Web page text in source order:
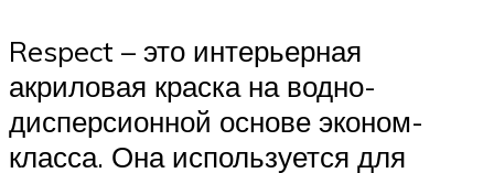
Respect – это интерьерная
акриловая краска на водно-
дисперсионной основе эконом-
класса. Она используется для